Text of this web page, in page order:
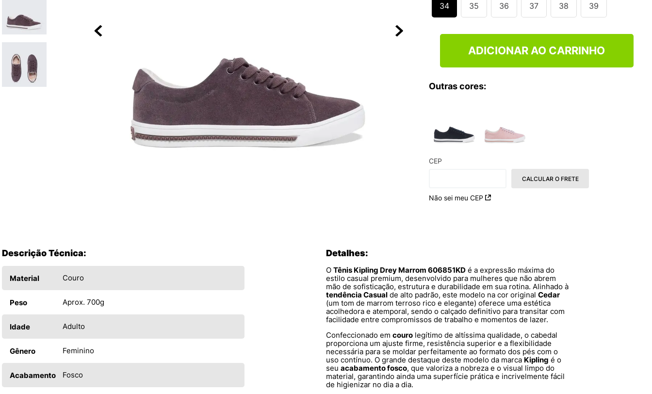
34 35 36 37 38 39
ADICIONAR AO CARRINHO
Outras cores:
CEP
Não sei meu CEP
CALCULAR O FRETE
Descrição Técnica:
Material Couro
Peso Aprox. 700g
Idade Adulto
Gênero Feminino
Acabamento Fosco
Detalhes:
O Tênis Kipling Drey Marrom 606851KD é a expressão máxima do
estilo casual premium, desenvolvido para mulheres que não abrem
mão de sofisticação, estrutura e durabilidade em sua rotina. Alinhado à
tendência Casual de alto padrão, este modelo na cor original Cedar
(um tom de marrom terroso rico e elegante) oferece uma estética
acolhedora e atemporal, sendo o calçado definitivo para transitar com
facilidade entre compromissos de trabalho e momentos de lazer.
Confeccionado em couro legítimo de altíssima qualidade, o cabedal
proporciona um ajuste firme, resistência superior e a flexibilidade
necessária para se moldar perfeitamente ao formato dos pés com o
uso contínuo. O grande destaque deste modelo da marca Kipling é o
seu acabamento fosco, que valoriza a nobreza e o visual limpo do
material, garantindo ainda uma superfície prática e incrivelmente fácil
de higienizar no dia a dia.
VANS TÊNIS VANS ULTRARANGE